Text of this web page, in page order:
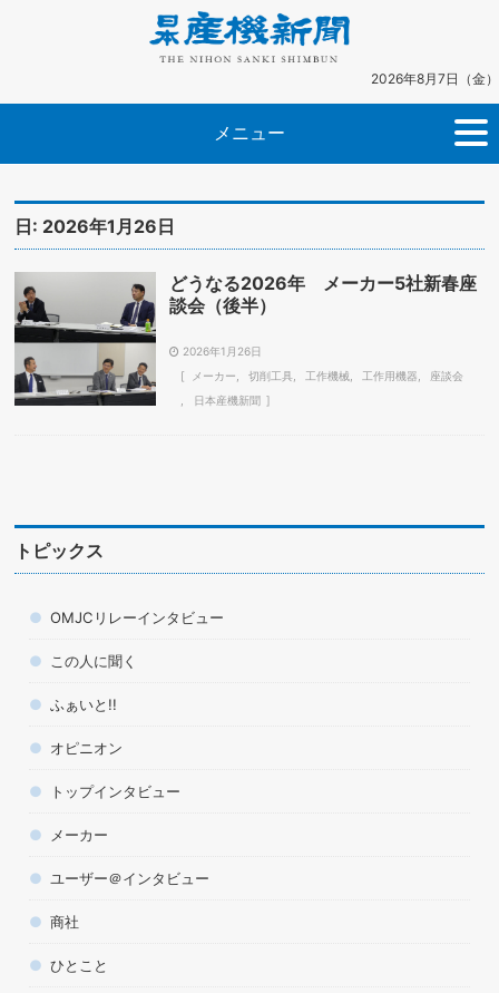
2026年8月7日（金）
メニュー
日: 2026年1月26日
どうなる2026年 メーカー5社新春座
談会（後半）
2026年1月26日
メーカー
切削工具 工作機械 工作用機器
座談会
日本産機新聞
トピックス
OMJCリレーインタビュー
この人に聞く
ふぁいと!!
オピニオン
トップインタビュー
メーカー
ユーザー＠インタビュー
商社
ひとこと